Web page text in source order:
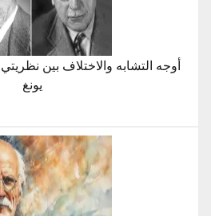
أوجه التشابه والاختلاف بين
يونغ